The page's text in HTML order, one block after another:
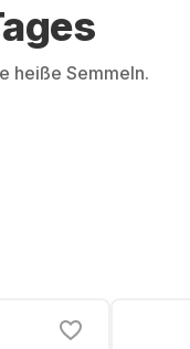
heiße Semmeln.